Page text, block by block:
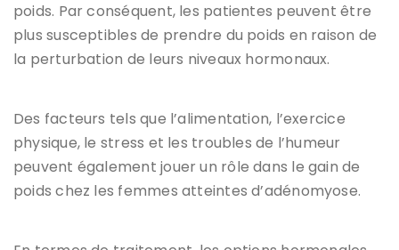
poids. Par conséquent, les patientes peuvent être
plus susceptibles de prendre du poids en raison de
la perturbation de leurs niveaux hormonaux.
Des facteurs tels que l’alimentation, l’exercice
physique, le stress et les troubles de l’humeur
peuvent également jouer un rôle dans le gain de
poids chez les femmes atteintes d’adénomyose.